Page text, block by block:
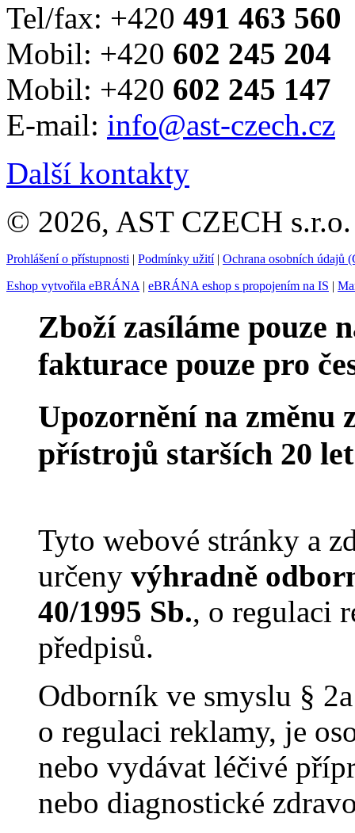
Tel/fax: +420 491 463 560
Mobil: +420 602 245 204
Mobil: +420 602 245 147
E-mail: info@ast-czech.cz
Další kontakty
© 2026, AST CZECH
Prohlášení o přístupnosti | Podmínky užití| Ochrana osobních údajů
Eshop vytvořila eBRÁNA | eBRÁNA eshop s propojením na IS |
Zboží zasíláme pouze
fakturace pouze pro
Upozornění na změnu
přístrojů starších 20
Tyto webové stránky a
určeny výhradně
40/1995 Sb., o regulaci
předpisů.
Odborník ve smyslu §
o regulaci reklamy, je
nebo vydávat léčivé
nebo diagnostické